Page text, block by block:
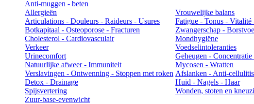
Anti-muggen - beten
Allergieën
Articulations - Douleurs - Raideurs - Usures
Botkapitaal - Osteoporose - Fracturen
Cholesterol - Cardiovasculair
Verkeer
Urinecomfort
Natuurlijke afweer - Immuniteit
Verslavingen - Ontwenning - Stoppen met roken
Detox - Drainage
Spijsvertering
Zuur-base-evenwicht
Vrouwelijke balans
Fatigue - Tonus - Vitalité
Zwangerschap -
Mondhygiëne
Voedselintoleranties
Geheugen -
Mycosen - Wratten
Afslanken - Anti-cellulitis
Huid - Nagels - Haar
Wonden, stoten en